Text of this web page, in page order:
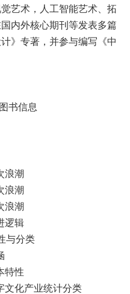
艺术，人工智能艺术、拓
内外核心期刊等发表多篇
》专著，并参与编写《中
书信息
浪潮
浪潮
浪潮
逻辑
与分类
特性
文化产业统计分类